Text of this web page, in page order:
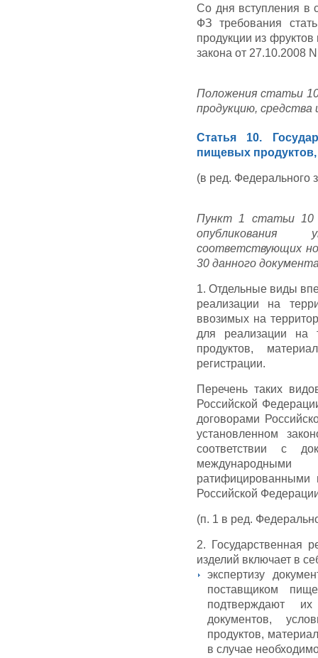
Со дня вступления в
ФЗ требования
продукции из
закона от 27.10.2008
Положения статьи
продукцию, средства
Статья 10.
пищевых
(в ред. Федерального
Пункт 1 статьи 10
опубликования
соответствующих
30 данного
1. Отдельные виды
реализации на
ввозимых на
для реализации на
продуктов,
регистрации.
Перечень таких
Российской
договорами
установленном
соответствии с
ратифицированными
Российской
(п. 1 в ред.
2. Государственная
изделий включает в
экспертизу
поставщиком
подтверждают
документов,
продуктов,
в случае